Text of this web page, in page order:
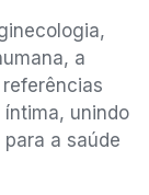
a
unindo
a saúde